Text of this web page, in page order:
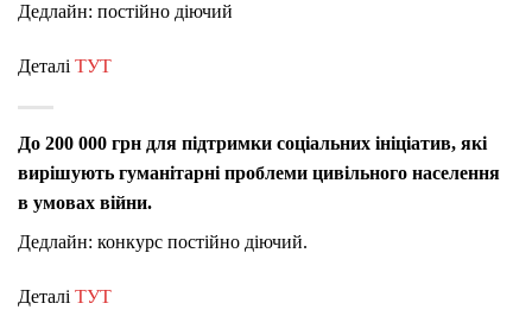
Дедлайн: постійно діючий
Деталі ТУТ
До 200 000 грн для підтримки соціальних ініціатив, які
вирішують гуманітарні проблеми цивільного населення
в умовах війни.
Дедлайн: конкурс постійно діючий.
Деталі ТУТ